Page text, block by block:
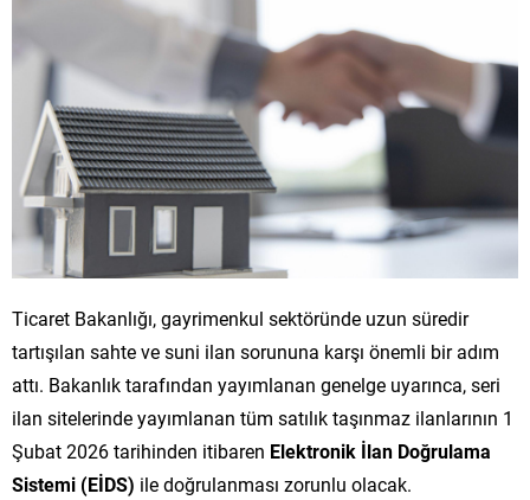
Ticaret Bakanlığı, gayrimenkul sektöründe uzun süredir
tartışılan sahte ve suni ilan sorununa karşı önemli bir adım
attı. Bakanlık tarafından yayımlanan genelge uyarınca, seri
ilan sitelerinde yayımlanan tüm satılık taşınmaz ilanlarının 1
Şubat 2026 tarihinden itibaren Elektronik İlan Doğrulama
Sistemi (EİDS) ile doğrulanması zorunlu olacak.